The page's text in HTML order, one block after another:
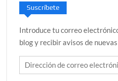
Suscríbete
Introduce tu correo
blog y recibir avisos de
Dirección
de